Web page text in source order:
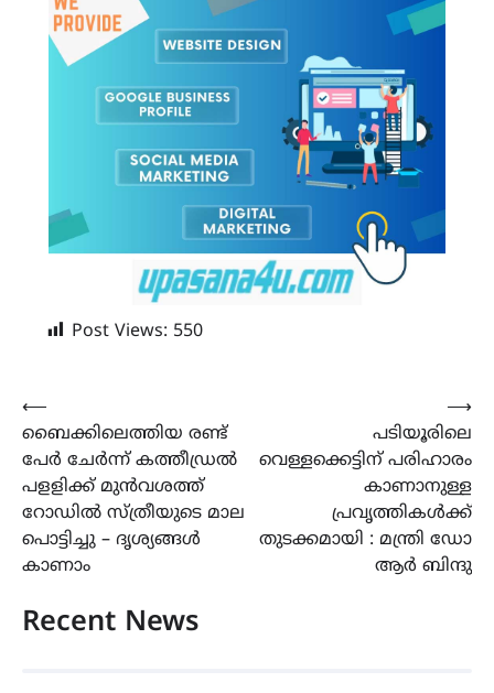
Post Views: 550
Post
navigation
⟵
ബൈക്കിലെത്തിയ രണ്ട്
പേര്‍ ചേര്‍ന്ന് കത്തീഡ്രല്‍
പളളിക്ക് മുന്‍വശത്ത്
റോഡിൽ സ്ത്രീയുടെ മാല
പൊട്ടിച്ചു – ദൃശ്യങ്ങൾ
കാണാം
പടിയൂരിലെ
വെള്ളക്കെട്ടിന് പരിഹാരം
കാണാനുള്ള
പ്രവൃത്തികൾക്ക്
തുടക്കമായി : മന്ത്രി ഡോ
ആർ ബിന്ദു
⟶
Recent News